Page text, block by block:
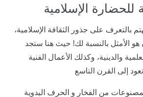
الإسلامية
بالتعرف على جذور الثقافة الإسلامية،
هو الأمثل بالنسبة لك! حيث هنا ستجد
والدينية، وكذلك الأعمال الفنية
إلى القرن التاسع
من الفخار و الحرف اليدوية